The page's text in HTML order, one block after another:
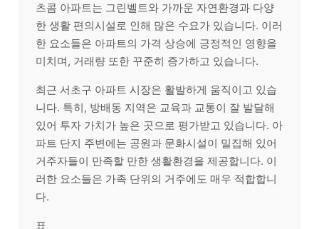
츠콤 아파트는 그린벨트와 가까운 자연환경과 다양
한 생활 편의시설로 인해 많은 수요가 있습니다. 이러
한 요소들은 아파트의 가격 상승에 긍정적인 영향을
미치며, 거래량 또한 꾸준히 증가하고 있습니다.
최근 서초구 아파트 시장은 활발하게 움직이고 있습
니다. 특히, 방배동 지역은 교육과 교통이 잘 발달해
있어 투자 가치가 높은 곳으로 평가받고 있습니다. 아
파트 단지 주변에는 공원과 문화시설이 밀집해 있어
거주자들이 만족할 만한 생활환경을 제공합니다. 이
러한 요소들은 가족 단위의 거주에도 매우 적합합니
다.
표